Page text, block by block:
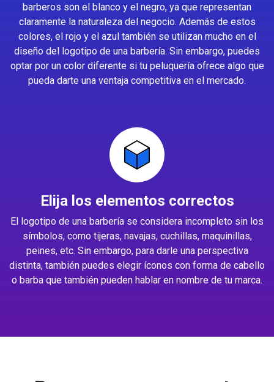
barberos son el blanco y el negro, ya que representan
claramente la naturaleza del negocio. Además de estos
colores, el rojo y el azul también se utilizan mucho en el
diseño del logotipo de una barbería. Sin embargo, puedes
optar por un color diferente si tu peluquería ofrece algo que
pueda darte una ventaja competitiva en el mercado.
Elija los elementos correctos
El logotipo de una barbería se considera incompleto sin los
símbolos, como tijeras, navajas, cuchillas, maquinillas,
peines, etc. Sin embargo, para darle una perspectiva
distinta, también puedes elegir íconos con forma de cabello
o barba que también pueden hablar en nombre de tu marca.